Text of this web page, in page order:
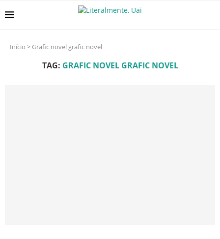
Início > Grafic novel grafic novel
TAG: GRAFIC NOVEL GRAFIC NOVEL